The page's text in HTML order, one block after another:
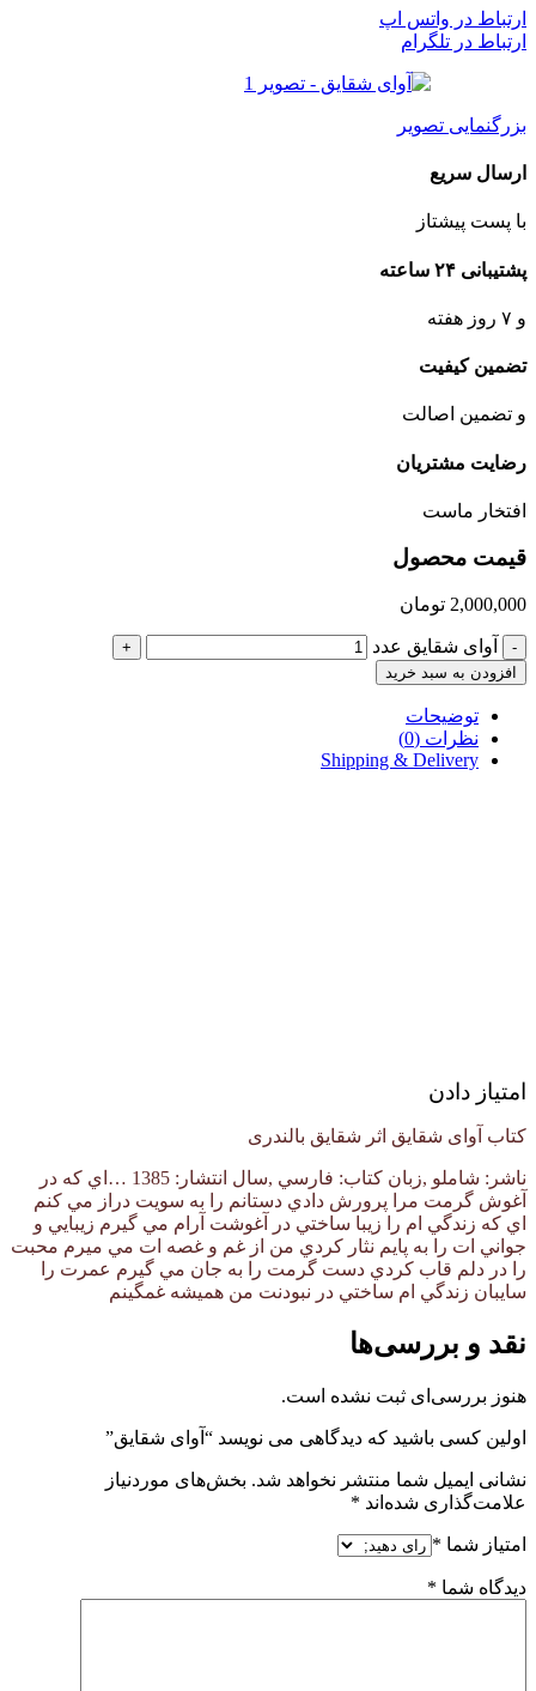
ارتباط در واتس اپ
ارتباط در تلگرام
بزرگنمایی تصویر
ارسال سریع
با پست پیشتاز
پشتیبانی ۲۴ ساعته
و ۷ روز هفته
تضمین کیفیت
و تضمین اصالت
رضایت مشتریان
افتخار ماست
قیمت محصول
2,000,000 تومان
- آوای شقایق عدد
+
افزودن به سبد خرید
توضیحات
نظرات (0)
Shipping & Delivery
امتیاز دادن
کتاب آوای شقایق اثر شقایق بالندری
ناشر: شاملو ,زبان كتاب: فارسي ,سال انتشار: 1385 …اي كه در
آغوش گرمت مرا پرورش دادي دستانم را به سويت دراز مي كنم
اي كه زندگي ام را زيبا ساختي در آغوشت آرام مي گيرم زيبايي و
جواني ات را به پايم نثار كردي من از غم و غصه ات مي ميرم محبت
را در دلم قاب كردي دست گرمت را به جان مي گيرم عمرت را
سايبان زندگي ام ساختي در نبودنت من هميشه غمگينم
نقد و بررسی‌ها
هنوز بررسی‌ای ثبت نشده است.
اولین کسی باشید که دیدگاهی می نویسد “آوای شقایق”
نشانی ایمیل شما منتشر نخواهد شد. بخش‌های موردنیاز
علامت‌گذاری شده‌اند *
امتیاز شما *
دیدگاه شما *